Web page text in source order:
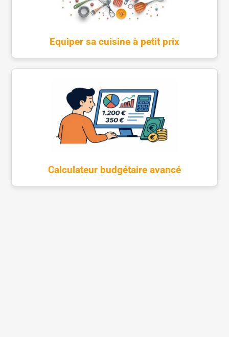
Equiper sa cuisine à petit prix
Calculateur budgétaire avancé